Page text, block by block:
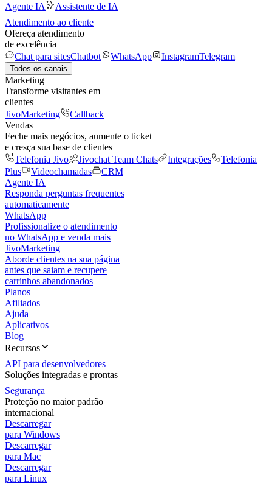
Agente IA
Assistente de IA
Atendimento ao cliente
Ofereça atendimento
de excelência
Chat para sitesChatbot WhatsApp InstagramTelegram
Todos os canais
Marketing
Transforme visitantes em
clientes
JivoMarketing
Callback
Vendas
Feche mais negócios, aumente o ticket
e cresça sua base de clientes
Telefonia Jivo
Jivochat Team Chats Integrações
Telefonia
Plus
Videochamadas
CRM
Agente IA
Responda perguntas frequentes
automaticamente
WhatsApp
Profissionalize o atendimento
no WhatsApp e venda mais
JivoMarketing
Aborde clientes na sua página
antes que saiam e recupere
carrinhos abandonados
Planos
Afiliados
Ajuda
Aplicativos
Blog
Recursos
API para desenvolvedores
Soluções integradas e prontas
Segurança
Proteção no maior padrão
internacional
Descarregar
para Windows
Descarregar
para Mac
Descarregar
para Linux